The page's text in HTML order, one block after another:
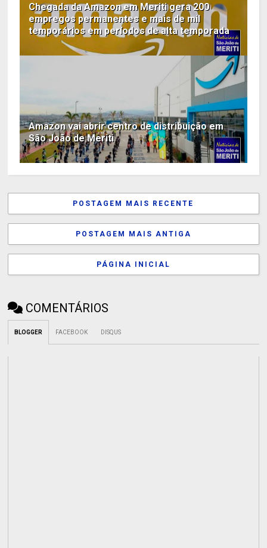
Chegada da Amazon em Meriti gera 200
empregos permanentes e mais de mil
temporários em períodos de alta temporada
Amazon vai abrir centro de distribuição em
São João de Meriti
POSTAGEM MAIS RECENTE
POSTAGEM MAIS ANTIGA
PÁGINA INICIAL
COMENTÁRIOS
BLOGGER FACEBOOK DISQUS